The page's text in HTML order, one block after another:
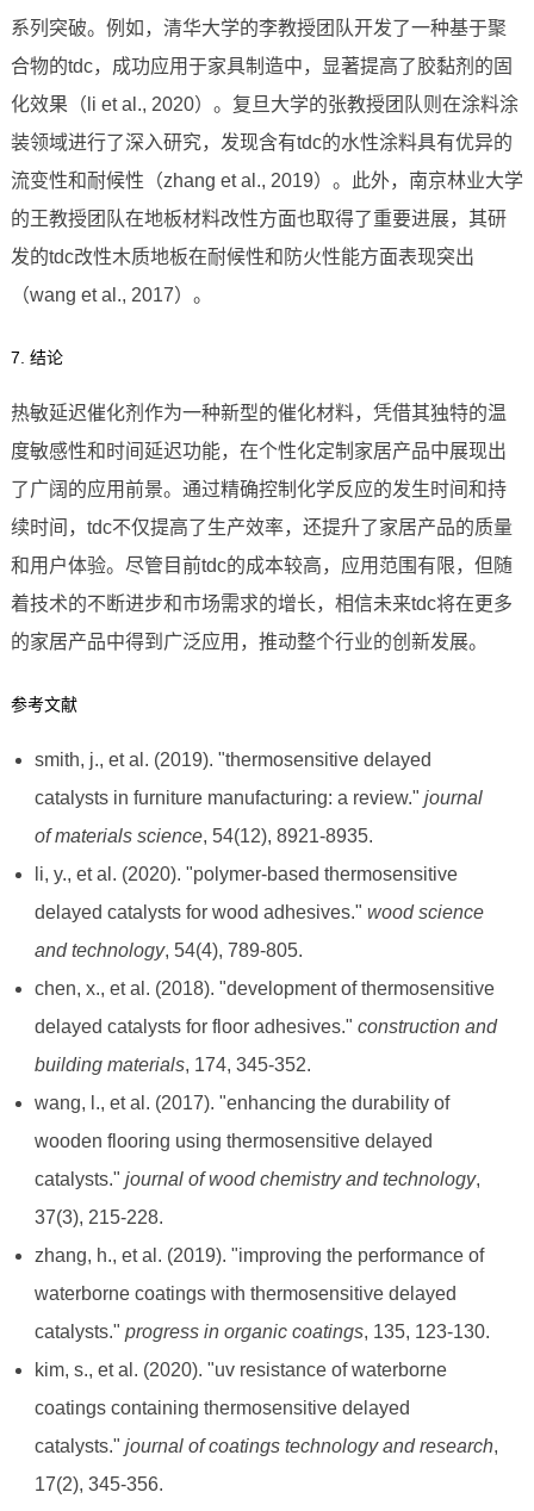
系列突破。例如，清华大学的李教授团队开发了一种基于聚
合物的tdc，成功应用于家具制造中，显著提高了胶黏剂的固
化效果（li et al., 2020）。复旦大学的张教授团队则在涂料涂
装领域进行了深入研究，发现含有tdc的水性涂料具有优异的
流变性和耐候性（zhang et al., 2019）。此外，南京林业大学
的王教授团队在地板材料改性方面也取得了重要进展，其研
发的tdc改性木质地板在耐候性和防火性能方面表现突出
（wang et al., 2017）。
7. 结论
热敏延迟催化剂作为一种新型的催化材料，凭借其独特的温
度敏感性和时间延迟功能，在个性化定制家居产品中展现出
了广阔的应用前景。通过精确控制化学反应的发生时间和持
续时间，tdc不仅提高了生产效率，还提升了家居产品的质量
和用户体验。尽管目前tdc的成本较高，应用范围有限，但随
着技术的不断进步和市场需求的增长，相信未来tdc将在更多
的家居产品中得到广泛应用，推动整个行业的创新发展。
参考文献
smith, j., et al. (2019). "thermosensitive delayed
catalysts in furniture manufacturing: a review." journal
of materials science, 54(12), 8921-8935.
li, y., et al. (2020). "polymer-based thermosensitive
delayed catalysts for wood adhesives." wood science
and technology, 54(4), 789-805.
chen, x., et al. (2018). "development of thermosensitive
delayed catalysts for floor adhesives." construction and
building materials, 174, 345-352.
wang, l., et al. (2017). "enhancing the durability of
wooden flooring using thermosensitive delayed
catalysts." journal of wood chemistry and technology,
37(3), 215-228.
zhang, h., et al. (2019). "improving the performance of
waterborne coatings with thermosensitive delayed
catalysts." progress in organic coatings, 135, 123-130.
kim, s., et al. (2020). "uv resistance of waterborne
coatings containing thermosensitive delayed
catalysts." journal of coatings technology and research,
17(2), 345-356.